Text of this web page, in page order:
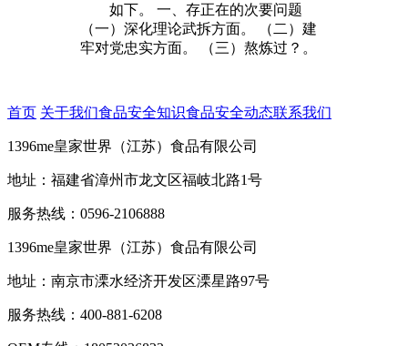
如下。 一、存正在的次要问题
（一）深化理论武拆方面。 （二）建
牢对党忠实方面。 （三）熬炼过？。
首页 关于我们食品安全知识食品安全动态联系我们
1396me皇家世界（江苏）食品有限公司
地址：福建省漳州市龙文区福岐北路1号
服务热线：0596-2106888
1396me皇家世界（江苏）食品有限公司
地址：南京市溧水经济开发区溧星路97号
服务热线：400-881-6208